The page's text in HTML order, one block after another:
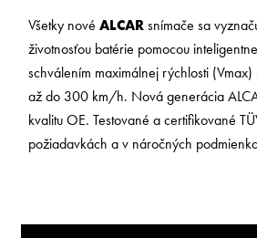
Všetky nové ALCARsnímače sa
životnosťou batérie pomocou
schválením maximálnej rýchlosti
až do 300 km/h. Nová generácia
kvalitu OE. Testované a certifikované
požiadavkách a v náročných